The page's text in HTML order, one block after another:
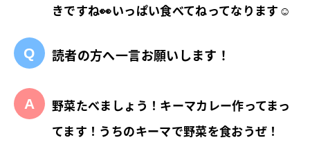
きですね👀いっぱい食べてねってなります☺
読者の方へ一言お願いします！
野菜たべましょう！キーマカレー作ってまっ
てます！うちのキーマで野菜を食おうぜ！